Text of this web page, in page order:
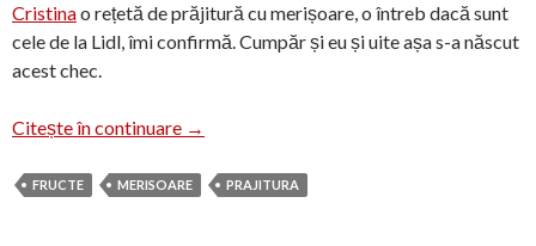
Cristinao rețetă de prăjitură cu merișoare, o întreb dacă sunt
cele de la Lidl, îmi confirmă. Cumpăr și eu și uite așa s-a născut
acest chec.
Citește în continuare Chec cu merișoare sau cranberries bundt
→
FRUCTE MERISOARE PRAJITURA